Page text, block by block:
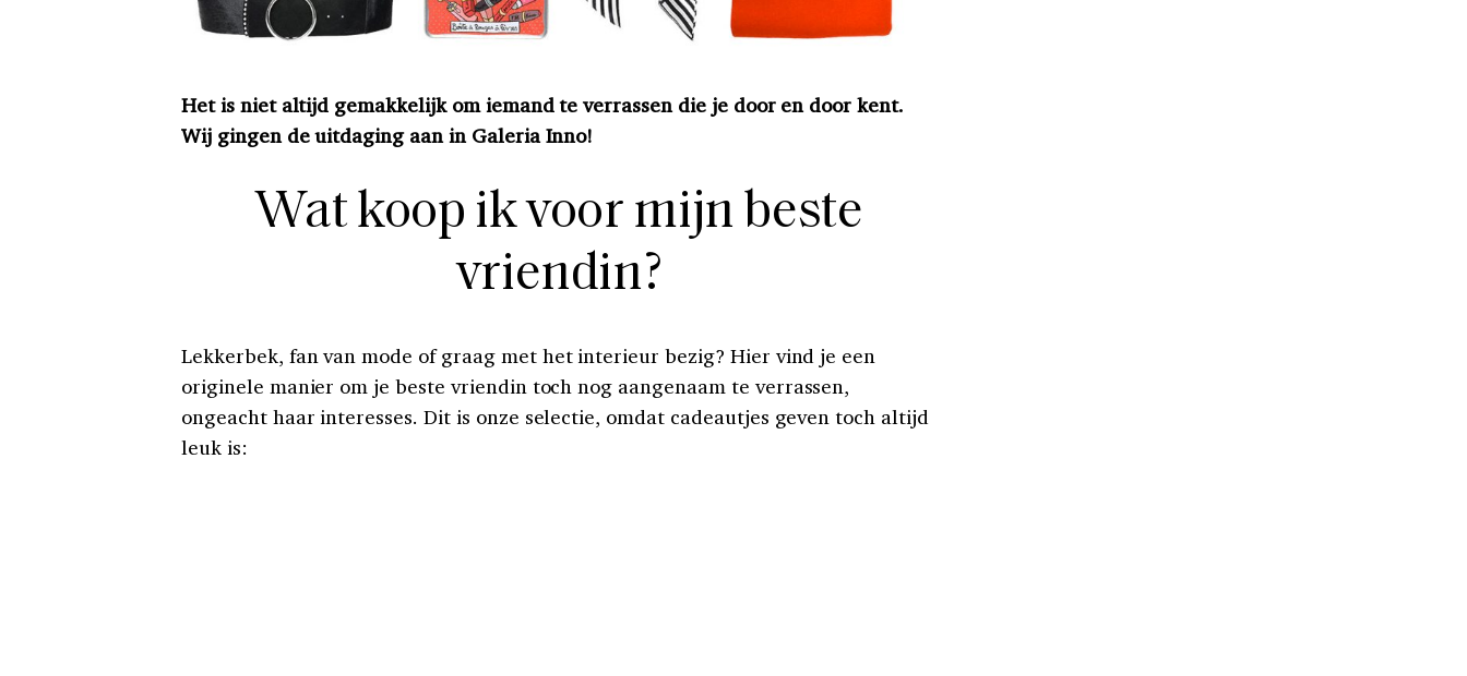
Het is niet altijd gemakkelijk om iemand te verrassen die je door en door kent.
Wij gingen de uitdaging aan in Galeria Inno!
Wat koop ik voor mijn beste
vriendin?
Lekkerbek, fan van mode of graag met het interieur bezig? Hier vind je een
originele manier om je beste vriendin toch nog aangenaam te verrassen,
ongeacht haar interesses. Dit is onze selectie, omdat cadeautjes geven toch altijd
leuk is: